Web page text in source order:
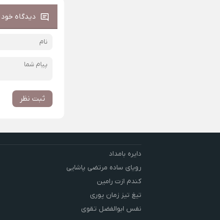
دیدگاه خود
ثبت نظر
دایره بامداد
رویای ساده مرتضی پاشایی
کندم ازت رامین
تیغ تیز زمان پوری
نفس ابوالفضل تقوی